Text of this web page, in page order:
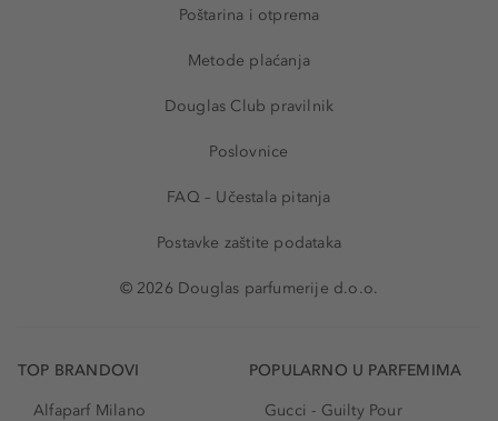
Poštarina i otprema
Metode plaćanja
Douglas Club pravilnik
Poslovnice
FAQ – Učestala pitanja
Postavke zaštite podataka
© 2026 Douglas parfumerije d.o.o.
TOP BRANDOVI
Alfaparf Milano
POPULARNO U PARFEMIMA
Gucci - Guilty Pour